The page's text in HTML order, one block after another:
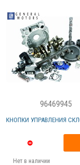
96469945
КНОПКИ УПРАВЛЕНИЯ
Нет в наличии